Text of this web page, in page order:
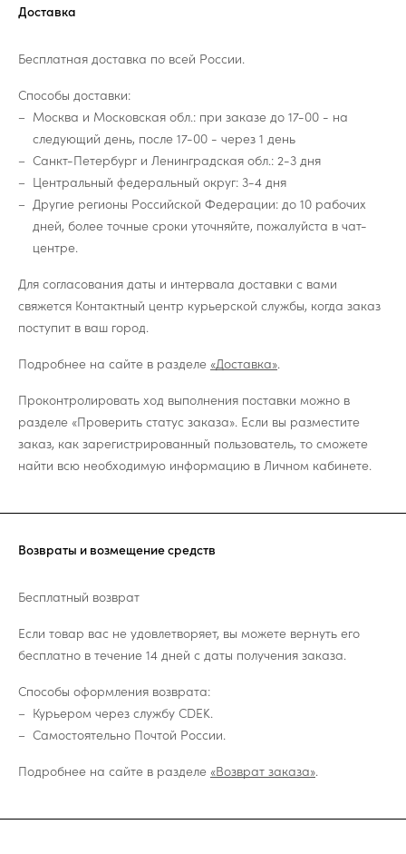
Доставка
Бесплатная доставка по всей России.
Способы доставки:
Москва и Московская обл.: при заказе до 17-00 - на
следующий день, после 17-00 - через 1 день
Санкт-Петербург и Ленинградская обл.: 2-3 дня
Центральный федеральный округ: 3-4 дня
Другие регионы Российской Федерации: до 10 рабочих
дней, более точные сроки уточняйте, пожалуйста в чат-
центре.
Для согласования даты и интервала доставки с вами
свяжется Контактный центр курьерской службы, когда заказ
поступит в ваш город.
Подробнее на сайте в разделе «Доставка».
Проконтролировать ход выполнения поставки можно в
разделе «Проверить статус заказа». Если вы разместите
заказ, как зарегистрированный пользователь, то сможете
найти всю необходимую информацию в Личном кабинете.
Возвраты и возмещение средств
Бесплатный возврат
Если товар вас не удовлетворяет, вы можете вернуть его
бесплатно в течение 14 дней с даты получения заказа.
Способы оформления возврата:
Курьером через службу CDEK.
Самостоятельно Почтой России.
Подробнее на сайте в разделе «Возврат заказа».